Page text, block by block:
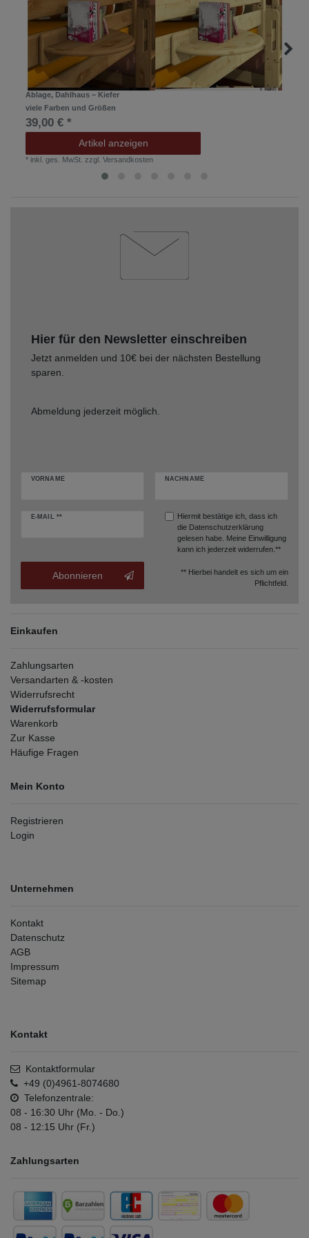
Ablage, Dahlhaus – Kiefer
viele Farben und Größen
39,00 € *
Artikel anzeigen
* inkl. ges. MwSt. zzgl.Versandkosten
Hier für den Newsletter einschreiben
Jetzt anmelden und 10€ bei der nächsten Bestellung
sparen.
Abmeldung jederzeit möglich.
VORNAME NACHNAME
E-MAIL **
Hiermit bestätige ich, dass ich
die Datenschutzerklärung
gelesen habe. Meine Einwilligung
kann ich jederzeit widerrufen.**
Abonnieren
** Hierbei handelt es sich um ein
Pflichtfeld.
Einkaufen
Zahlungsarten
Versandarten & -kosten
Widerrufsrecht
Widerrufsformular
Warenkorb
Zur Kasse
Häufige Fragen
Mein Konto
Registrieren
Login
Unternehmen
Kontakt
Datenschutz
AGB
Impressum
Sitemap
Kontakt
Kontaktformular
+49 (0)4961-8074680
Telefonzentrale:
08 - 16:30 Uhr (Mo. - Do.)
08 - 12:15 Uhr (Fr.)
Zahlungsarten